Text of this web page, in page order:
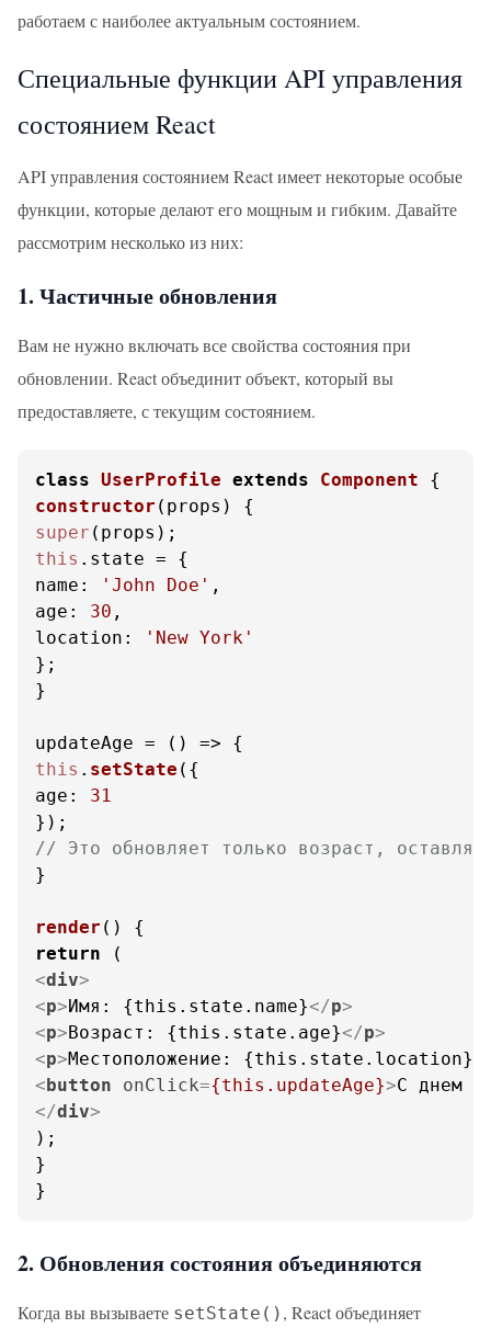
работаем с наиболее актуальным состоянием.
Специальные функции API управления
состоянием React
API управления состоянием React имеет некоторые особые
функции, которые делают его мощным и гибким. Давайте
рассмотрим несколько из них:
1. Частичные обновления
Вам не нужно включать все свойства состояния при
обновлении. React объединит объект, который вы
предоставляете, с текущим состоянием.
class UserProfile extends Component
constructor ( props
super
this . state
name : 'John Doe'
age : 30
location :
'New York'
};
}
updateAge = () =>
this . setState
age : 31
// Это обновляет только возраст,
}
render (
return
<div>
<p>Имя: {this.state.name}</p>
<p>Возраст: {this.state.age}</p>
<p>Местоположение: {this.state.location}
<button onClick={this.updateAge}>С днем
</div>
);
}
}
2. Обновления состояния объединяются
Когда вы вызываете setState() , React объединяет